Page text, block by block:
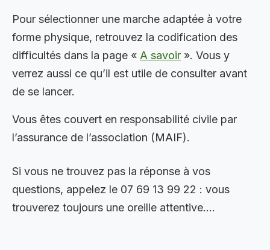
Pour sélectionner une marche adaptée à votre
forme physique, retrouvez la codification des
difficultés dans la page « A savoir ». Vous y
verrez aussi ce qu’il est utile de consulter avant
de se lancer.
Vous êtes couvert en responsabilité civile par
l’assurance de l’association (MAIF).
Si vous ne trouvez pas la réponse à vos
questions, appelez le 07 69 13 99 22 : vous
trouverez toujours une oreille attentive….